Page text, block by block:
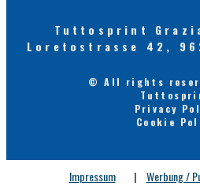
Tuttosprint
Loretostrasse 42,
© All rights
Privacy
Cookie
Impressum | Werbung /